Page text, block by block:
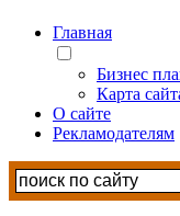
Главная
Бизнес
Карта
О сайте
Рекламодателям